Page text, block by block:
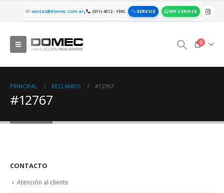
ventas@domec.com.ar| (011) 4312 - 1980 SERVICE WP SERVICE
0
PRINCIPAL RECLAMOS #12767
#12767
CONTACTO
Atención al cliente